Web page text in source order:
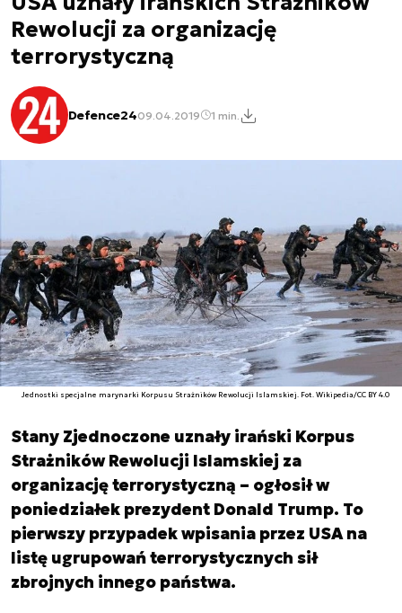
Rewolucji za organizację
terrorystyczną
Defence2409.04.2019 1 min.
Jednostki specjalne marynarki Korpusu Strażników Rewolucji Islamskiej. Fot. Wikipedia/CC BY 4.0
Stany Zjednoczone uznały irański Korpus
Strażników Rewolucji Islamskiej za
organizację terrorystyczną – ogłosił w
poniedziałek prezydent Donald Trump. To
pierwszy przypadek wpisania przez USA na
listę ugrupowań terrorystycznych sił
zbrojnych innego państwa.